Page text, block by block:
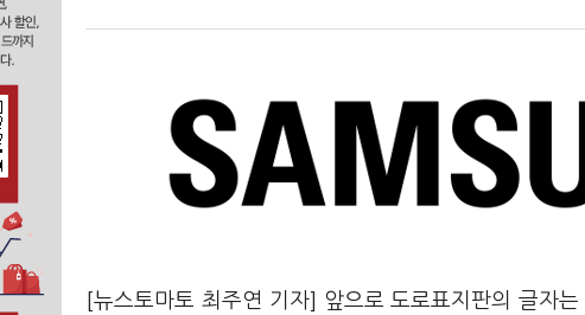
[뉴스토마토 최주연 기자] 앞으로 도로표지판의 글자